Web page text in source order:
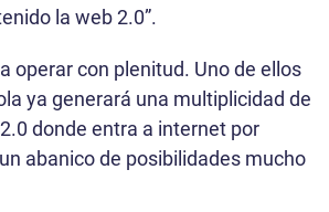
la web 2.0”.
operar con plenitud. Uno de ellos
ya generará una multiplicidad de
donde entra a internet por
abanico de posibilidades mucho